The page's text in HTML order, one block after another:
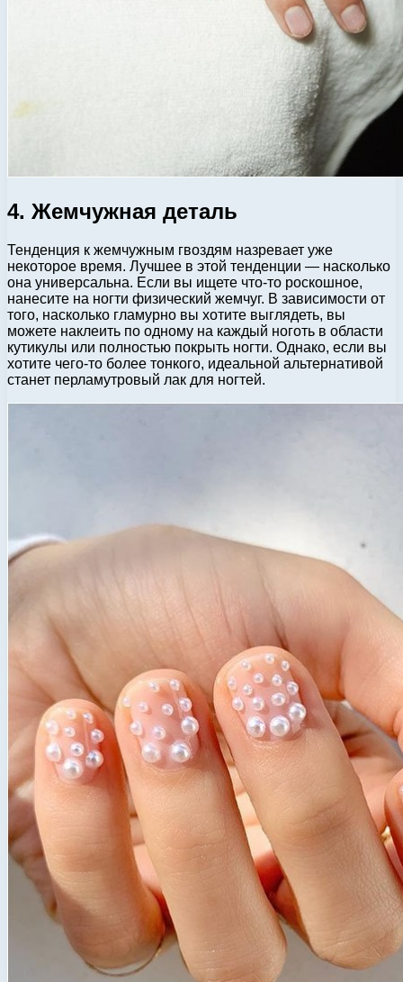
4. Жемчужная деталь
Тенденция к жемчужным гвоздям назревает уже
некоторое время. Лучшее в этой тенденции — насколько
она универсальна. Если вы ищете что-то роскошное,
нанесите на ногти физический жемчуг. В зависимости от
того, насколько гламурно вы хотите выглядеть, вы
можете наклеить по одному на каждый ноготь в области
кутикулы или полностью покрыть ногти. Однако, если вы
хотите чего-то более тонкого, идеальной альтернативой
станет перламутровый лак для ногтей.